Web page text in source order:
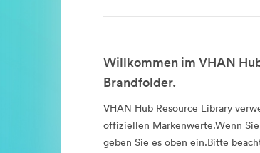
Willkommen im VHAN
Brandfolder.
VHAN Hub Resource Library
offiziellen Markenwerte.Wenn
geben Sie es oben ein.Bitte